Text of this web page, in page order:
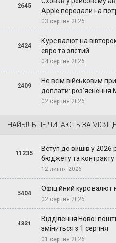
2645
Apple передали на
03 серпня 2026
2424
Курс валют на
євро та злотий
04 серпня 2026
2409
Не всім військовим
доплати: роз’яснення
02 серпня 2026
НАЙБІЛЬШЕ ЧИТАЮТЬ ЗА МІСЯЦЬ
11235
Вступ до вишів у 2026
бюджету та контракту
12 липня 2026
5404
Офіційний курс валют
02 серпня 2026
4331
Відділення Нової
зміниться з 1 серпня
01 серпня 2026